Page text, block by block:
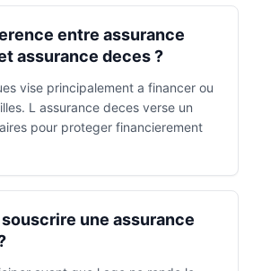
entre assurance
assurance deces ?
vise principalement a financer ou
L assurance deces verse un
pour proteger financierement
souscrire une assurance